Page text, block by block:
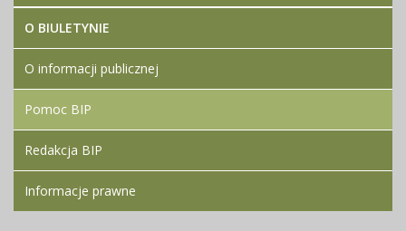
O BIULETYNIE
O informacji publicznej
Pomoc BIP
Redakcja BIP
Informacje prawne